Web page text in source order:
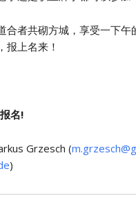
合者共砌方城，享受一下午
报上名来！
名!
Grzesch (
)